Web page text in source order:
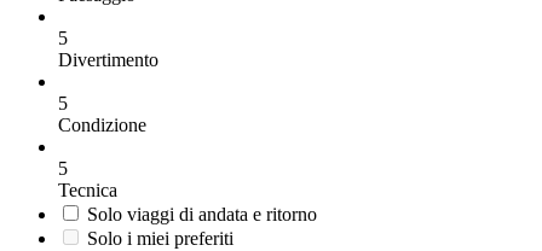
5
Divertimento
5
Condizione
5
Tecnica
Solo viaggi di andata e ritorno
Solo i miei preferiti